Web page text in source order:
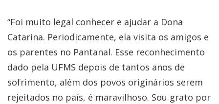
“Foi muito legal conhecer e ajudar a Dona
Catarina. Periodicamente, ela visita os amigos e
os parentes no Pantanal. Esse reconhecimento
dado pela UFMS depois de tantos anos de
sofrimento, além dos povos originários serem
rejeitados no país, é maravilhoso. Sou grato por